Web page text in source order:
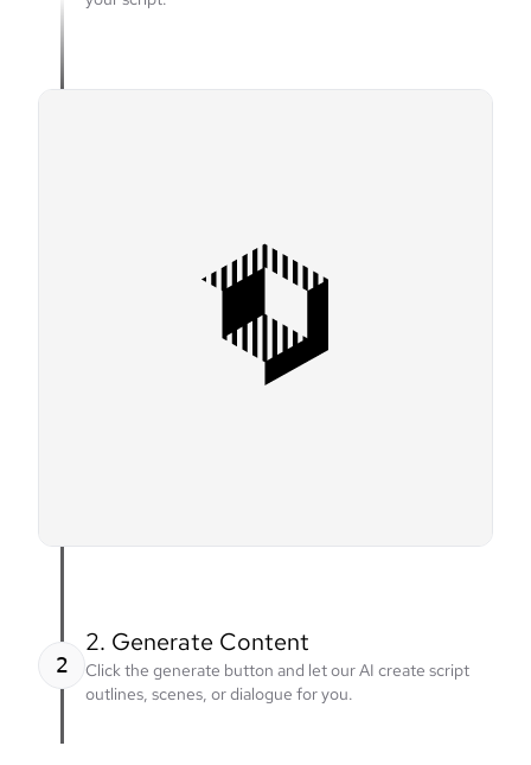
2
2. Generate Content
Click the generate button and let our AI create script
outlines, scenes, or dialogue for you.